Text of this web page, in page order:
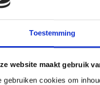
Toestemming
website maakt gebruik
gebruiken cookies om